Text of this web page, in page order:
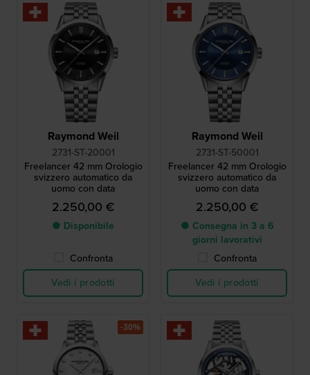
Raymond Weil
2731-ST-20001
Freelancer 42 mm Orologio
svizzero automatico da
uomo con data
2.250,00 €
● Disponibile
Confronta
Vedi i prodotti
Raymond Weil
2731-ST-50001
Freelancer 42 mm Orologio
svizzero automatico da
uomo con data
2.250,00 €
● Consegna in 3 a 6
giorni lavorativi
Confronta
Vedi i prodotti
-30%